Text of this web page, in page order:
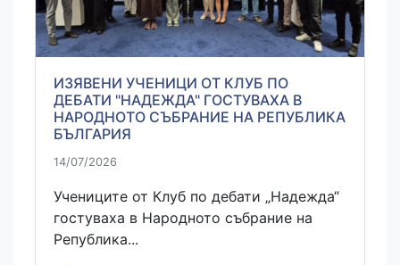
ИЗЯВЕНИ УЧЕНИЦИ ОТ КЛУБ ПО
ДЕБАТИ "НАДЕЖДА" ГОСТУВАХА В
НАРОДНОТО СЪБРАНИЕ НА РЕПУБЛИКА
БЪЛГАРИЯ
14/07/2026
Учениците от Клуб по дебати „Надежда“
гостуваха в Народното събрание на
Република...